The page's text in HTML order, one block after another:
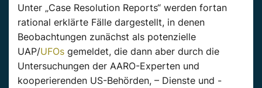
Unter „Case Resolution Reports“ werden fortan
rational erklärte Fälle dargestellt, in denen
Beobachtungen zunächst als potenzielle
UAP/UFOs gemeldet, die dann aber durch die
Untersuchungen der AARO-Experten und
kooperierenden US-Behörden, – Dienste und -